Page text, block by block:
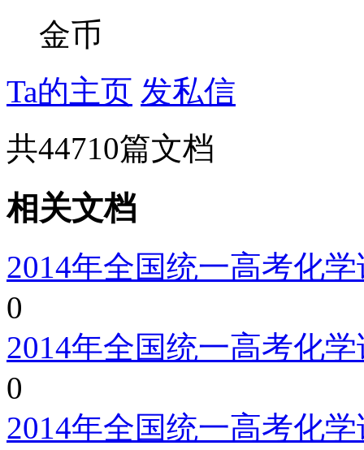
金币
Ta的主页 发私信
共44710篇文档
相关文档
2014年全国统一高考化
0
2014年全国统一高考化
0
2014年全国统一高考化